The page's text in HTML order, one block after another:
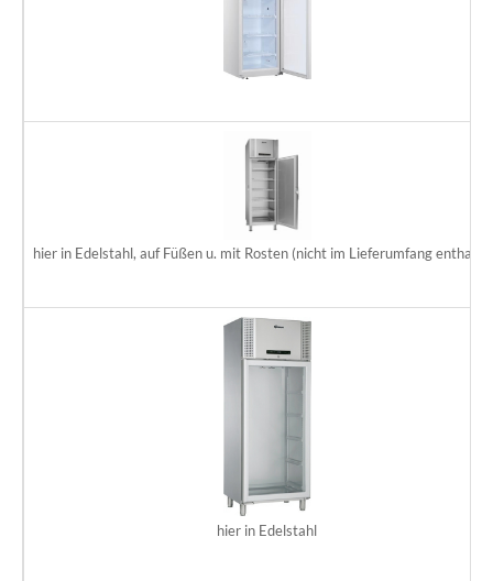
hier in Edelstahl, auf Füßen u. mit Rosten (nicht im Lieferumfang
hier in Edelstahl